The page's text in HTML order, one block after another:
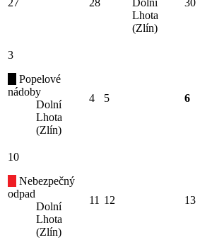
Lhota
(Zlín)
3
Popelové
nádoby
Dolní
Lhota
(Zlín)
4 5 6
10
Nebezpečný
odpad
Dolní
Lhota
(Zlín)
11 12 13